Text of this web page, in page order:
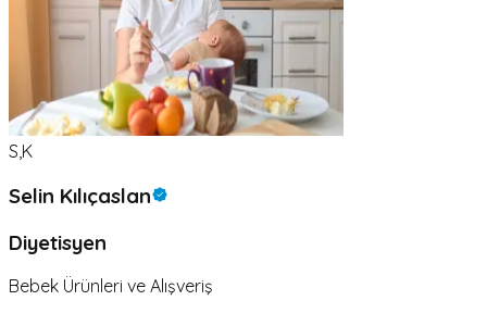
S,K
Selin Kılıçaslan
Diyetisyen
Bebek Ürünleri ve Alışveriş